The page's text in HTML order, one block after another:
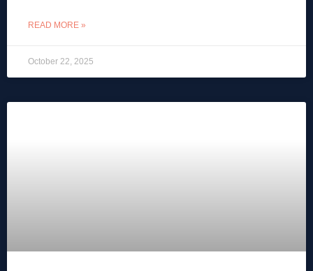
READ MORE »
October 22, 2025